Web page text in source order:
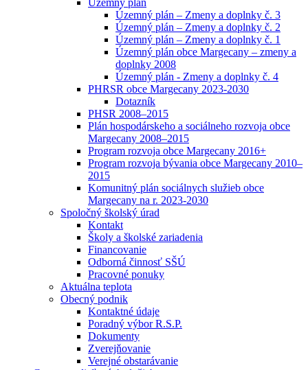
Územný plán
Územný plán – Zmeny a doplnky č. 3
Územný plán – Zmeny a doplnky č. 2
Územný plán – Zmeny a doplnky č. 1
Územný plán obce Margecany – zmeny a
doplnky 2008
Územný plán - Zmeny a doplnky č. 4
PHRSR obce Margecany 2023-2030
Dotazník
PHSR 2008–2015
Plán hospodárskeho a sociálneho rozvoja obce
Margecany 2008–2015
Program rozvoja obce Margecany 2016+
Program rozvoja bývania obce Margecany 2010–
2015
Komunitný plán sociálnych služieb obce
Margecany na r. 2023-2030
Spoločný školský úrad
Kontakt
Školy a školské zariadenia
Financovanie
Odborná činnosť SŠÚ
Pracovné ponuky
Aktuálna teplota
Obecný podnik
Kontaktné údaje
Poradný výbor R.S.P.
Dokumenty
Zverejňovanie
Verejné obstarávanie